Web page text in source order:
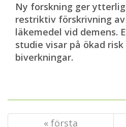
Ny forskning ger
restriktiv förskrivning
läkemedel vid demens.
studie visar på ökad
biverkningar.
« första